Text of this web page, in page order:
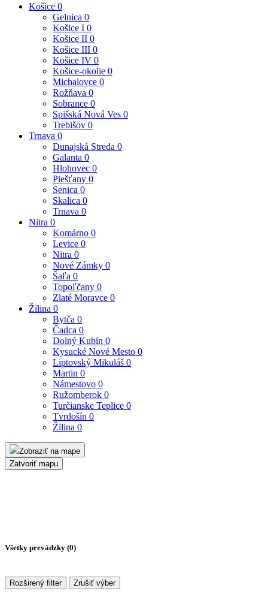
Košice 0
Gelnica 0
Košice I 0
Košice II 0
Košice III 0
Košice IV 0
Košice-okolie 0
Michalovce 0
Rožňava 0
Sobrance 0
Spišská Nová Ves 0
Trebišov 0
Trnava 0
Dunajská Streda 0
Galanta 0
Hlohovec 0
Piešťany 0
Senica 0
Skalica 0
Trnava 0
Nitra 0
Komárno 0
Levice 0
Nitra 0
Nové Zámky 0
Šaľa 0
Topoľčany 0
Zlaté Moravce 0
Žilina 0
Bytča 0
Čadca 0
Dolný Kubín 0
Kysucké Nové Mesto 0
Liptovský Mikuláš 0
Martin 0
Námestovo 0
Ružomberok 0
Turčianske Teplice 0
Tvrdošín 0
Žilina 0
Zobraziť na mape
Zatvoriť mapu
Všetky prevádzky (0)
Rozširený filter Zrušiť výber